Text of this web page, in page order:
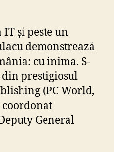
și peste un
demonstrează
cu inima. S-
prestigiosul
(PC World,
coordonat
General